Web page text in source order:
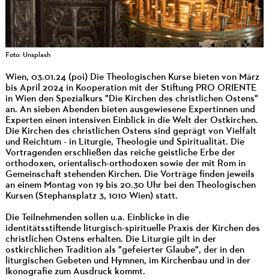
Foto: Unsplash
Wien, 03.01.24 (poi) Die Theologischen Kurse bieten von März
bis April 2024 in Kooperation mit der Stiftung PRO ORIENTE
in Wien den Spezialkurs "Die Kirchen des christlichen Ostens"
an. An sieben Abenden bieten ausgewiesene Expertinnen und
Experten einen intensiven Einblick in die Welt der Ostkirchen.
Die Kirchen des christlichen Ostens sind geprägt von Vielfalt
und Reichtum - in Liturgie, Theologie und Spiritualität. Die
Vortragenden erschließen das reiche geistliche Erbe der
orthodoxen, orientalisch-orthodoxen sowie der mit Rom in
Gemeinschaft stehenden Kirchen. Die Vorträge finden jeweils
an einem Montag von 19 bis 20.30 Uhr bei den Theologischen
Kursen (Stephansplatz 3, 1010 Wien) statt.
Die Teilnehmenden sollen u.a. Einblicke in die
identitätsstiftende liturgisch-spirituelle Praxis der Kirchen des
christlichen Ostens erhalten. Die Liturgie gilt in der
ostkirchlichen Tradition als "gefeierter Glaube", der in den
liturgischen Gebeten und Hymnen, im Kirchenbau und in der
Ikonografie zum Ausdruck kommt.